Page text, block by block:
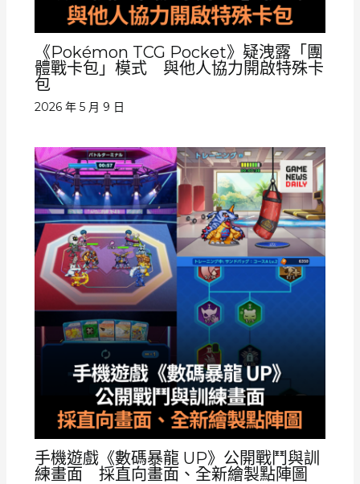
《Pokémon TCG Pocket》疑洩露「團
體戰卡包」模式 與他人協力開啟特殊卡
包
2026 年 5 月 9 日
手機遊戲《數碼暴龍 UP》公開戰鬥與訓
練畫面 採直向畫面、全新繪製點陣圖